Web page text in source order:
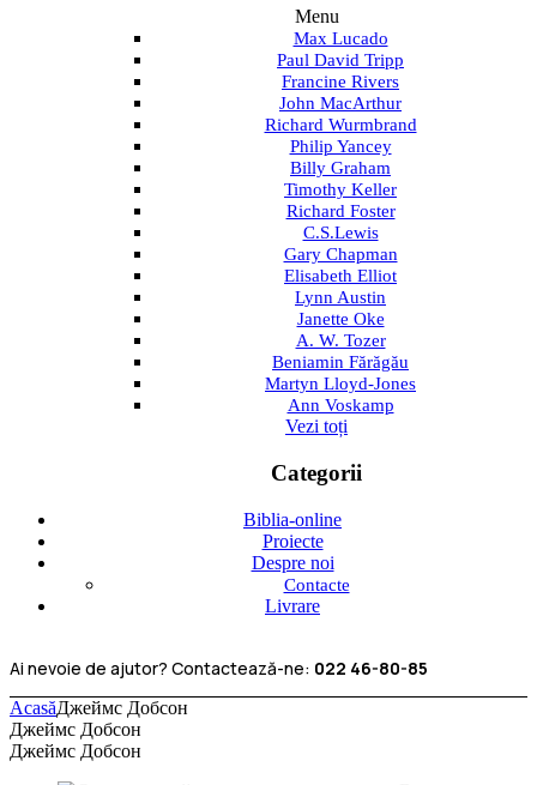
Menu
Max Lucado
Paul David Tripp
Francine Rivers
John MacArthur
Richard Wurmbrand
Philip Yancey
Billy Graham
Timothy Keller
Richard Foster
C.S.Lewis
Gary Chapman
Elisabeth Elliot
Lynn Austin
Janette Oke
A. W. Tozer
Beniamin Fărăgău
Martyn Lloyd-Jones
Ann Voskamp
Vezi toți
Categorii
Biblia-online
Proiecte
Despre noi
Contacte
Livrare
Ai nevoie de ajutor? Contactează-ne: 022 46-80-85
AcasăДжеймс Добсон
Джеймс Добсон
Джеймс Добсон